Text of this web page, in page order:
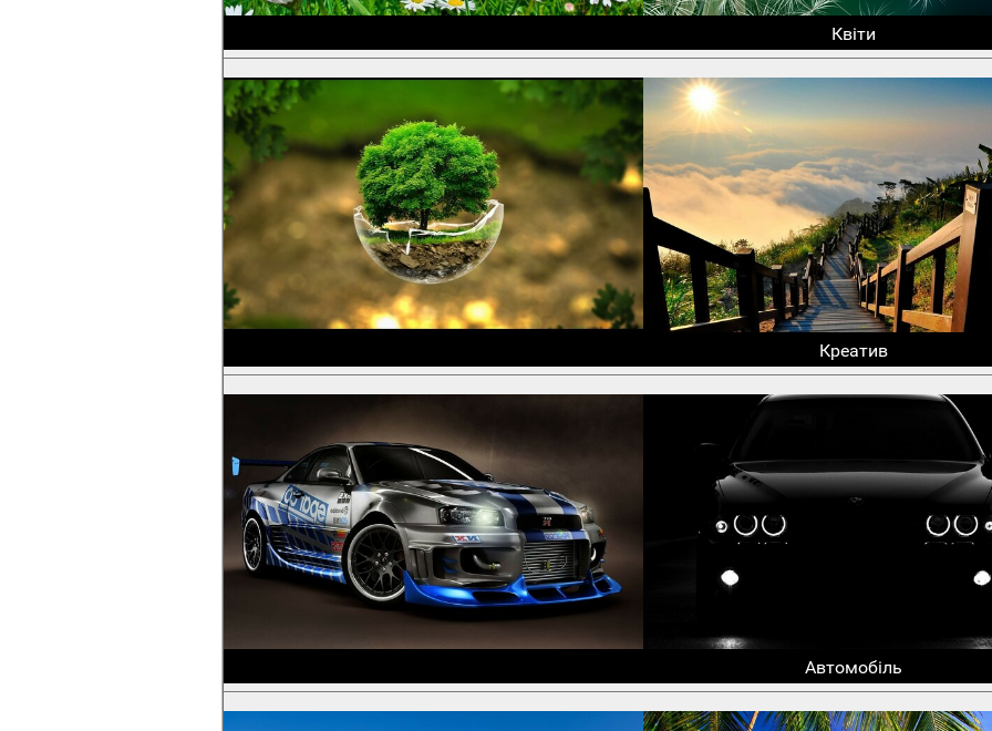
Квіти
Креатив
Автомобіль